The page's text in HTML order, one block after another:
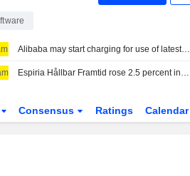
Alibaba may start charging for use of latest AI model
Espiria Hållbar Framtid rose 2.5 percent in July - cut holdings in Bristol Myers Squibb, Merck and Novo Nordisk
Consensus Ratings Calendar